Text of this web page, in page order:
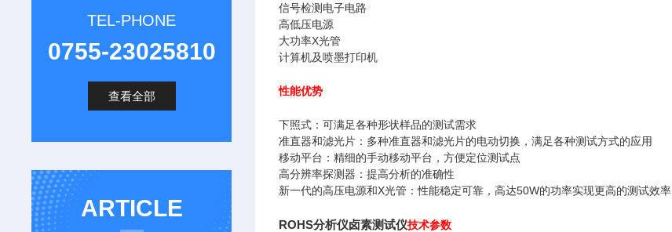
TEL-PHONE
0755-23025810
查看全部
ARTICLE
信号检测电子电路
高低压电源
大功率X光管
计算机及喷墨打印机
性能优势
下照式：可满足各种形状样品的测试需求
准直器和滤光片：多种准直器和滤光片的电动切换，满足各种测试方式的应用
移动平台：精细的手动移动平台，方便定位测试点
高分辨率探测器：提高分析的准确性
新一代的高压电源和X光管：性能稳定可靠，高达50W的功率实现更高的测试效率
ROHS分析仪卤素测试仪技术参数